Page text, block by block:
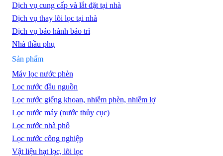
Dịch vụ cung cấp và lắt đặt tại nhà
Dịch vụ thay lõi lọc tại nhà
Dịch vụ bảo hành bảo trì
Nhà thầu phụ
Sản phẩm
Máy lọc nước phèn
Lọc nước đầu nguồn
Lọc nước giếng khoan, nhiễm phèn, nhiễm lợ
Lọc nước máy (nước thủy cục)
Lọc nước nhà phố
Lọc nước công nghiệp
Vật liệu hạt lọc, lõi lọc